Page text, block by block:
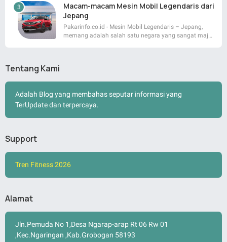
Macam-macam Mesin Mobil Legendaris dari
Jepang
Pakarinfo.co.id - Mesin Mobil Legendaris – Jepang,
memang adalah salah satu negara yang sangat maj…
Tentang Kami
Adalah Blog yang membahas seputar informasi yang
TerUpdate dan terpercaya.
Support
Tren Fitness 2026
Alamat
Jln.Pemuda No 1,Desa Ngarap-arap Rt 06 Rw 01
,Kec.Ngaringan ,Kab.Grobogan 58193